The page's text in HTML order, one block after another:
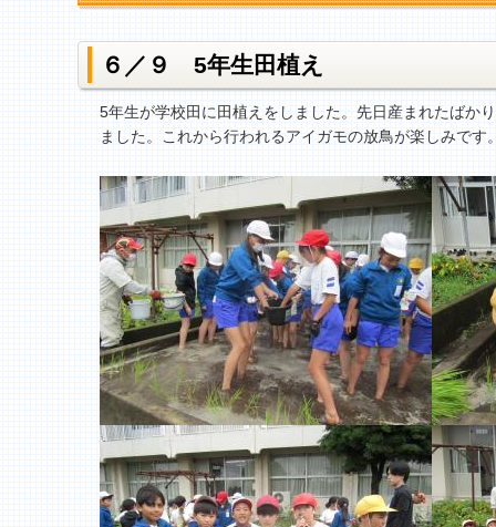
６／９ 5年生田植え
5年生が学校田に田植えをしました。先日産まれたばか
ました。これから行われるアイガモの放鳥が楽しみです